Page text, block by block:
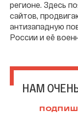
регионе. Здесь
сайтов,
антизападную
России и её
НАМ